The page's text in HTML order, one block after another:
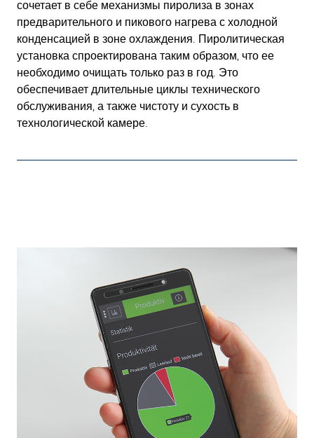
сочетает в себе механизмы пиролиза в зонах
предварительного и пикового нагрева с холодной
конденсацией в зоне охлаждения. Пиролитическая
установка спроектирована таким образом, что ее
необходимо очищать только раз в год. Это
обеспечивает длительные циклы технического
обслуживания, а также чистоту и сухость в
технологической камере.